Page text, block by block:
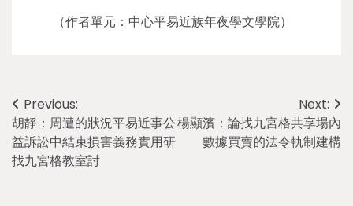
（作者單元：中心平易近族年夜學文學院）
Post
navigation
Previous:
胡靜：周遭的狀況平易近事公
益訴訟中結束損害義務實用研
找九宮格教室討
Next:
楊顯濱：論找九宮格共享場內
數據買賣的法令軌制建構